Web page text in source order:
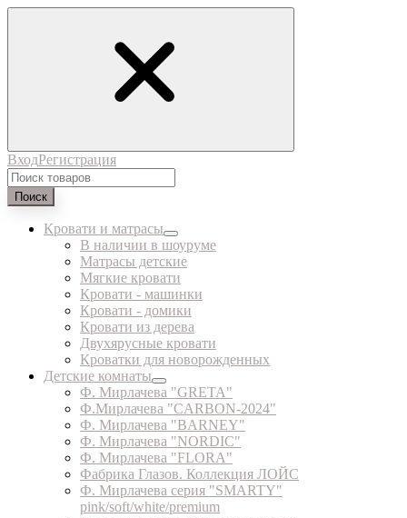
ВходРегистрация
Поиск
Кровати и матрасы
В наличии в шоуруме
Матрасы детские
Мягкие кровати
Кровати - машинки
Кровати - домики
Кровати из дерева
Двухярусные кровати
Кроватки для новорожденных
Детские комнаты
Ф. Мирлачева "GRETA"
Ф.Мирлачева "CARBON-2024"
Ф. Мирлачева "BARNEY"
Ф. Мирлачева "NORDIC"
Ф. Мирлачева "FLORA"
Фабрика Глазов. Коллекция ЛОЙС
Ф. Мирлачева серия "SMARTY"
pink/soft/white/premium